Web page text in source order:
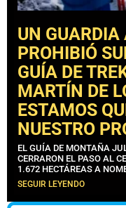
UN GUARDIA
PROHIBIÓ
GUÍA DE
MARTÍN DE
ESTAMOS
NUESTRO
EL GUÍA DE MONTAÑA
CERRARON EL PASO AL
1.672 HECTÁREAS A
SEGUIR LEYENDO